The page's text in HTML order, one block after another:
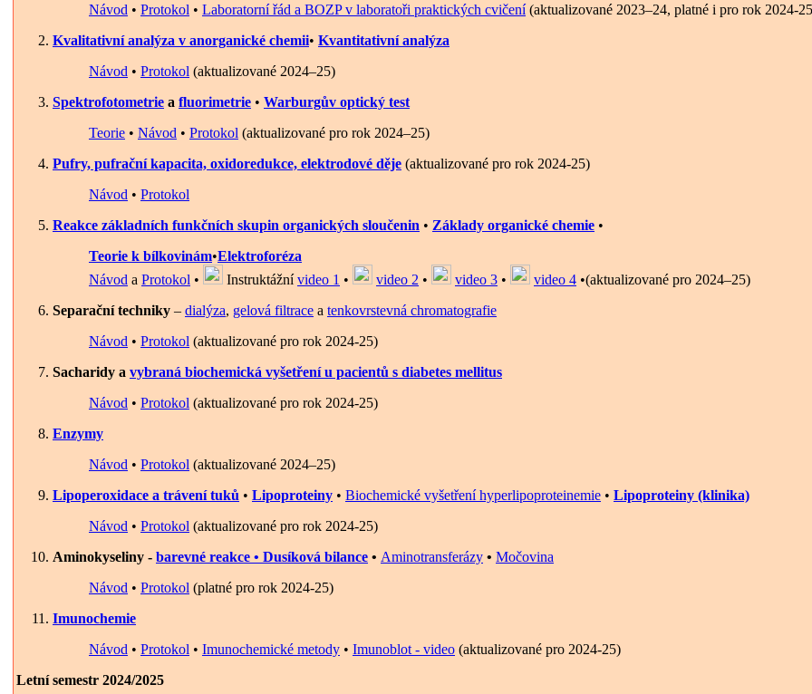
Návod • Protokol • Laboratorní řád a BOZP v laboratoři praktických cvičení(aktualizované 2023–24, platné i pro rok 2024-
Kvalitativní analýza v anorganické chemii• Kvantitativní analýza
Návod • Protokol (aktualizované 2024–25)
Spektrofotometrie a fluorimetrie • Warburgův optický test
Teorie • Návod • Protokol (aktualizované pro rok 2024–25)
Pufry, pufrační kapacita, oxidoredukce, elektrodové děje (aktualizované pro rok 2024-25)
Návod • Protokol
Reakce základních funkčních skupin organických sloučenin • Základy organické chemie •
Teorie k bílkovinám•Elektroforéza
Návod a Protokol • Instruktážnívideo 1 • video 2 • video 3 • video 4 •(aktualizované pro 2024–25)
Separační techniky – dialýza, gelová filtrace a tenkovrstevná chromatografie
Návod • Protokol (aktualizované pro rok 2024-25)
Sacharidy a vybraná biochemická vyšetření u pacientů s diabetes mellitus
Návod • Protokol (aktualizované pro rok 2024-25)
Enzymy
Návod • Protokol (aktualizované 2024–25)
Lipoperoxidace a trávení tuků • Lipoproteiny • Biochemické vyšetření hyperlipoproteinemie • Lipoproteiny (klinika)
Návod • Protokol (aktualizované pro rok 2024-25)
Aminokyseliny - barevné reakce • Dusíková bilance • Aminotransferázy • Močovina
Návod • Protokol (platné pro rok 2024-25)
Imunochemie
Návod • Protokol • Imunochemické metody • Imunoblot - video (aktualizované pro 2024-25)
Letní semestr 2024/2025